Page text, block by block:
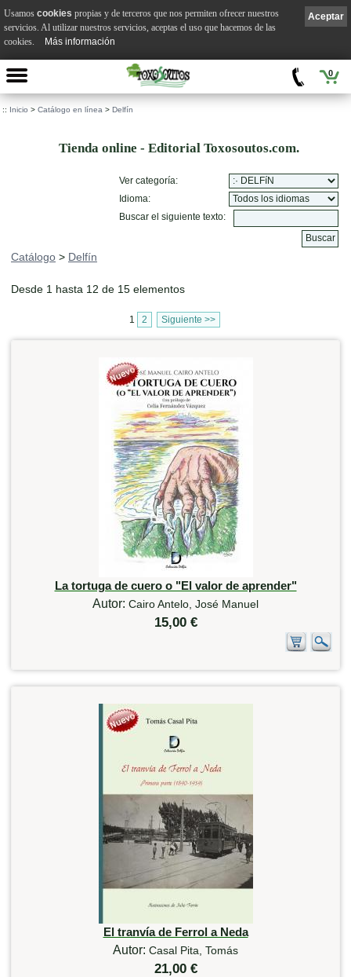
0
:: Inicio > Catálogo en línea > Delfín
Tienda online - Editorial Toxosoutos.com.
Ver categoría:
Idioma:
Buscar el siguiente texto:
Catálogo > Delfín
Desde 1 hasta 12 de 15 elementos
1 2 Siguiente >>
La tortuga de cuero o "El valor de aprender"
Autor: Cairo Antelo, José Manuel
15,00 €
El tranvía de Ferrol a Neda
Autor: Casal Pita, Tomás
21,00 €
Aceptar
Usamos cookies propias y de terceros que nos permiten ofrecer nuestros
servicios. Al utilizar nuestros servicios, aceptas el uso que hacemos de las
cookies.
Más información